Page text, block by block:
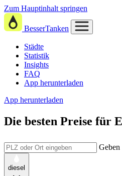
Zum Hauptinhalt springen
BesserTanken
Städte
Statistik
Insights
FAQ
App herunterladen
App herunterladen
Die besten Preise für
Geben
diesel